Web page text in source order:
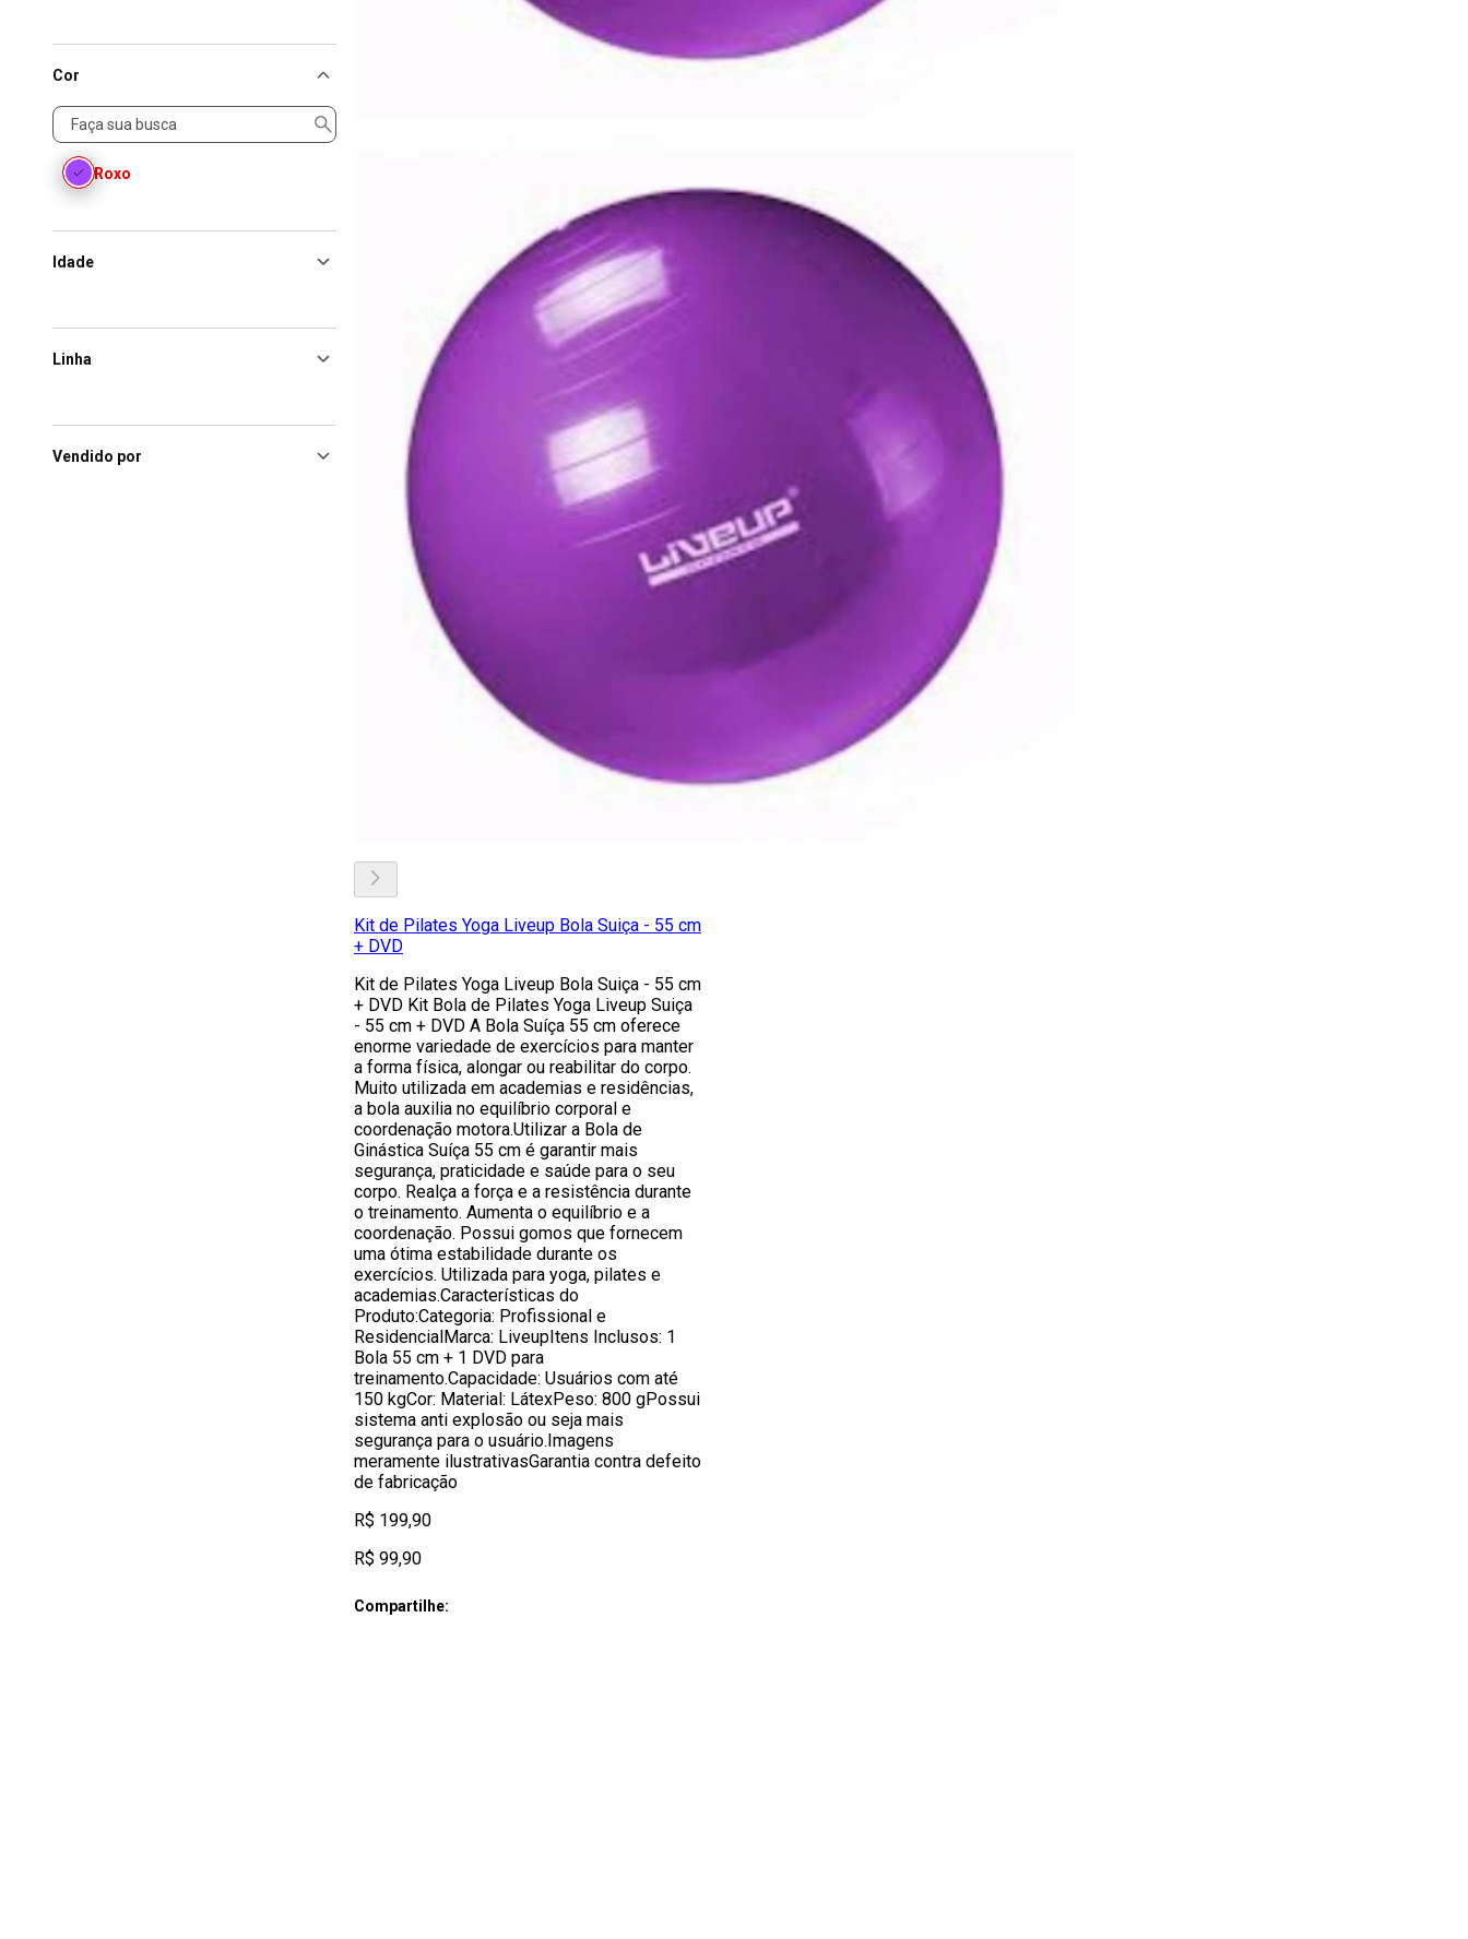
Cor
Cor
Roxo
Idade
Linha
Vendido por
Kit de Pilates Yoga Liveup Bola Suiça - 55 cm
+ DVD
Kit de Pilates Yoga Liveup Bola Suiça - 55 cm
+ DVD Kit Bola de Pilates Yoga Liveup Suiça
- 55 cm + DVD A Bola Suíça 55 cm oferece
enorme variedade de exercícios para manter
a forma física, alongar ou reabilitar do corpo.
Muito utilizada em academias e residências,
a bola auxilia no equilíbrio corporal e
coordenação motora.Utilizar a Bola de
Ginástica Suíça 55 cm é garantir mais
segurança, praticidade e saúde para o seu
corpo. Realça a força e a resistência durante
o treinamento. Aumenta o equilíbrio e a
coordenação. Possui gomos que fornecem
uma ótima estabilidade durante os
exercícios. Utilizada para yoga, pilates e
academias.Características do
Produto:Categoria: Profissional e
ResidencialMarca: LiveupItens Inclusos: 1
Bola 55 cm + 1 DVD para
treinamento.Capacidade: Usuários com até
150 kgCor: Material: LátexPeso: 800 gPossui
sistema anti explosão ou seja mais
segurança para o usuário.Imagens
meramente ilustrativasGarantia contra defeito
de fabricação
R$ 199,90
R$ 99,90
Compartilhe: